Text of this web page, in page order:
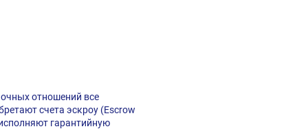
отношений все
счета эскроу (Escrow
гарантийную